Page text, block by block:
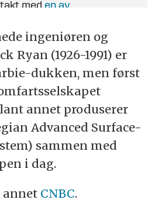
med en av
ingeniøren og
Ryan (1926-1991) er
dukken, men først
annet produserer
Advanced Surface-
sammen med
i dag.
annet CNBC.